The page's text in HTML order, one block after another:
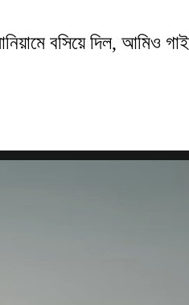
বসিয়ে দিল, আমিও